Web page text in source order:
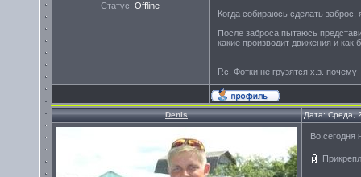
Статус: Offline
Когда собираюсь сделать
После заброса пытаюсь
какие производит движения и
Р.с. Фотки не грузятся х.з. почему
Denis Дата: Среда,
Во,сегодня